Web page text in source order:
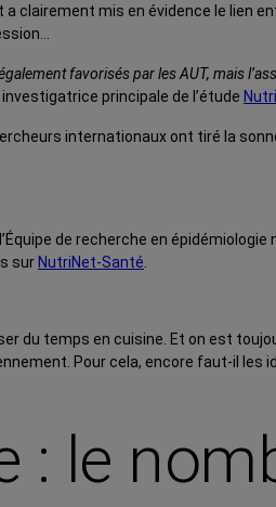
a clairement mis en évidence le lien
favorisés par les AUT, mais
principale de l’étude
internationaux ont tiré la
de recherche en
sur NutriNet-Santé
du temps en cuisine. Et on est
Pour cela, encore faut-il les
: le